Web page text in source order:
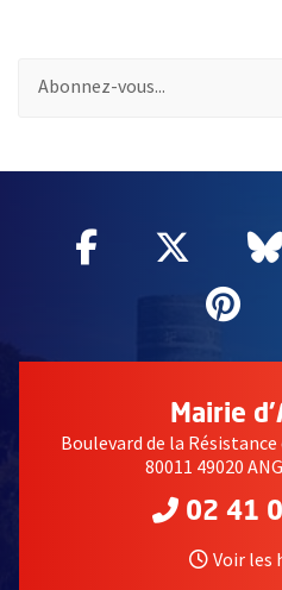
Facebook
, Ouvre une
Twitter
,
,
Mairie
Boulevard de la
80011 49020
02 41
Voir les